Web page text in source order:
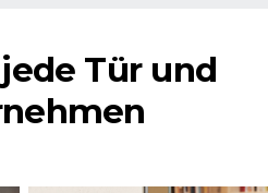
Tür und